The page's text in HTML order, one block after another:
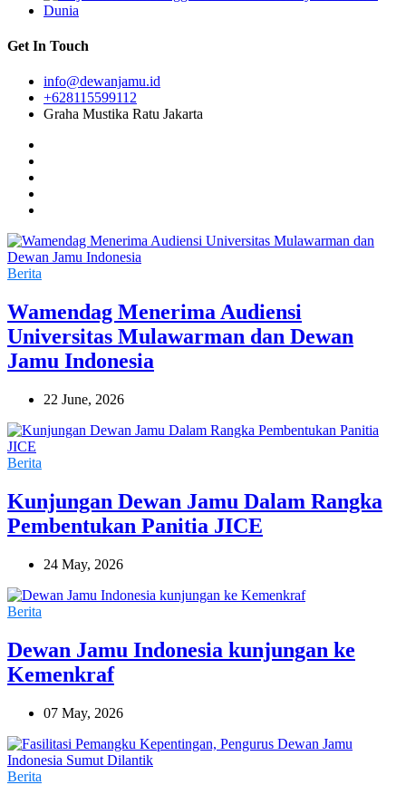
Get In Touch
info@dewanjamu.id
+628115599112
Graha Mustika Ratu Jakarta
Berita
Wamendag Menerima Audiensi
Universitas Mulawarman dan Dewan
Jamu Indonesia
22 June, 2026
Berita
Kunjungan Dewan Jamu Dalam Rangka
Pembentukan Panitia JICE
24 May, 2026
Berita
Dewan Jamu Indonesia kunjungan ke
Kemenkraf
07 May, 2026
Berita